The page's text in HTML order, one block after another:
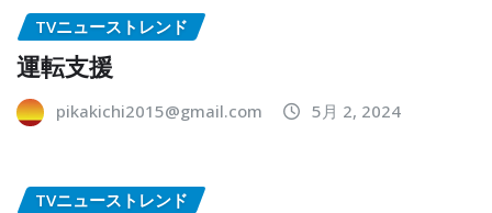
TVニューストレンド
運転支援
pikakichi2015@gmail.com 5月 2, 2024
TVニューストレンド